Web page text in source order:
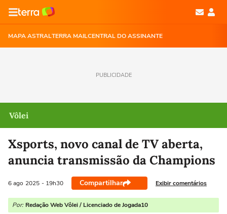
MAPA ASTRALTERRA MAILCENTRAL DO ASSINANTE
PUBLICIDADE
Vôlei
Xsports, novo canal de TV aberta,
anuncia transmissão da Champions
6 ago 2025 - 19h30 Compartilhar Exibir comentários
Por: Redação Web Vôlei / Licenciado de Jogada10